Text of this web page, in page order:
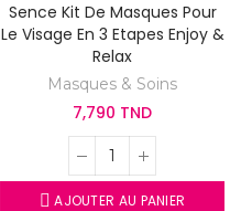
Sence Kit De Masques Pour
Le Visage En 3 Etapes Enjoy &
Relax
Masques & Soins
7,790 TND
AJOUTER AU PANIER